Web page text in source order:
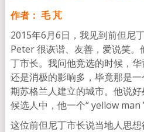
作者： 毛 芃
2015年6月6日，我见到前但尼
Peter 很诙谐、友善，爱说笑
丁市长。我问他竞选的时候，
还是消极的影响多，毕竟那是
期苏格兰人建立的城市。他说
候选人中，他一个“ yellow man
这位前但尼丁市长说当地人思